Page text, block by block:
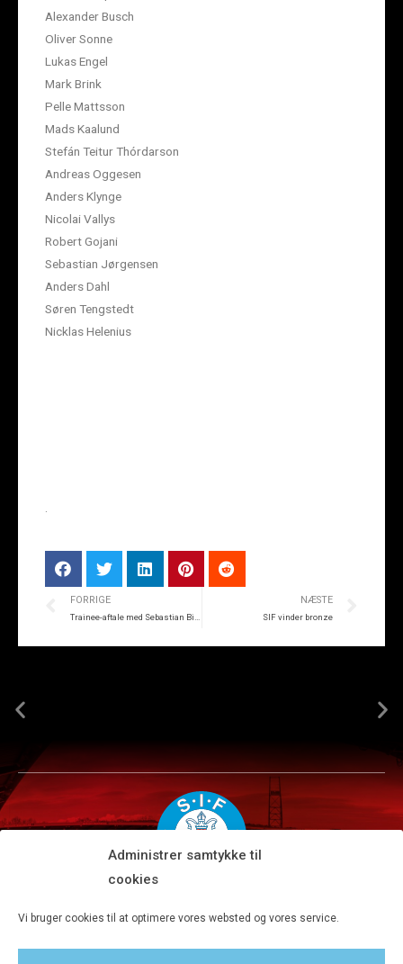
Administrer samtykke til
cookies
Vi bruger cookies til at optimere vores websted og vores service.
Alexander Busch
Oliver Sonne
Lukas Engel
Mark Brink
Pelle Mattsson
Mads Kaalund
Stefán Teitur Thórdarson
Andreas Oggesen
Anders Klynge
Nicolai Vallys
Robert Gojani
Sebastian Jørgensen
Anders Dahl
Søren Tengstedt
Nicklas Helenius
FORRIGE NÆSTE
SIF vinder bronze
Tlf 8680 4477 · Fax 8680 4647 · Kontortid man-fre kl. 9-15